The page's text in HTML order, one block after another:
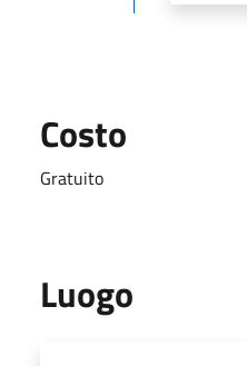
Costo
Gratuito
Luogo